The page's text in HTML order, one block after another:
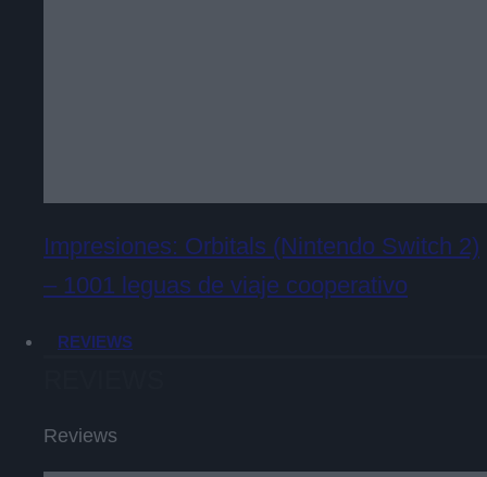
Impresiones: Orbitals (Nintendo Switch 2)
– 1001 leguas de viaje cooperativo
REVIEWS
Reviews